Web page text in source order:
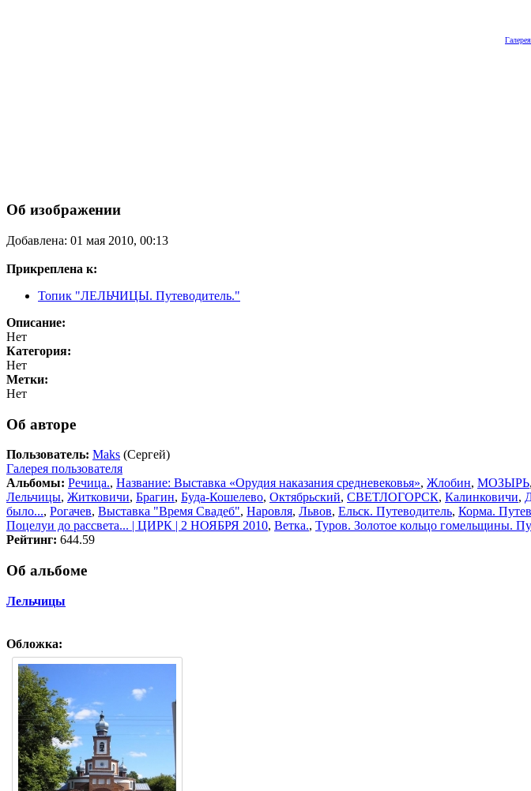
Об изображении
Добавлена: 01 мая 2010, 00:13
Прикреплена к:
Топик "ЛЕЛЬЧИЦЫ. Путеводитель."
Описание:
Нет
Категория:
Нет
Метки:
Нет
Об авторе
Пользователь: Maks (Сергей)
Галерея пользователя
Альбомы: Речица., Название: Выставка «Орудия наказания средневековья», Жлобин, МОЗЫРЬ,
Лельчицы, Житковичи, Брагин, Буда-Кошелево, Октябрьский, СВЕТЛОГОРСК, Калинковичи,
было..., Рогачев, Выставка "Время Свадеб", Наровля, Львов, Ельск. Путеводитель, Корма.
Поцелуи до рассвета... | ЦИРК | 2 НОЯБРЯ 2010, Ветка., Туров. Золотое кольцо гомельщины.
Рейтинг: 644.59
Об альбоме
Лельчицы
Обложка: